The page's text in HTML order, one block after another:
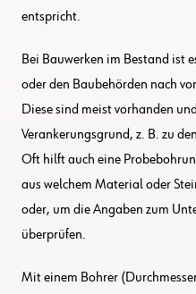
entspricht.
Bei Bauwerken im Bestand ist
oder den Baubehörden nach
Diese sind meist vorhanden
Verankerungsgrund, z. B. zu
Oft hilft auch eine
aus welchem Material oder
oder, um die Angaben zum
überprüfen.
Mit einem Bohrer